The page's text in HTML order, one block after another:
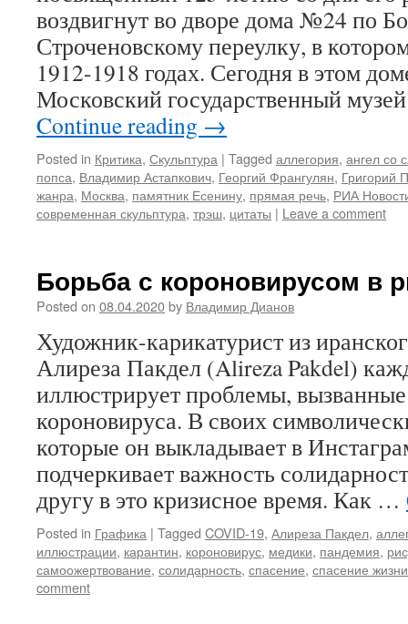
воздвигнут во дворе дома №24 по
Строченовскому переулку, в
1912-1918 годах. Сегодня в этом
Московский государственный
Continue reading →
Posted in Критика, Скульптура | Tagged аллегория, ангел со
попса, Владимир Астапкович, Георгий Франгулян, Григорий
жанра, Москва, памятник Есенину, прямая речь, РИА
современная скульптура, трэш, цитаты | Leave a comment
Борьба с короновирусом в
Posted on 08.04.2020by Владимир Дианов
Художник-карикатурист из
Алиреза Пакдел (Alireza Pakdel)
иллюстрирует проблемы,
короновируса. В своих
которые он выкладывает в
подчеркивает важность
другу в это кризисное время. Как …
Posted in Графика | Tagged COVID-19, Алиреза Пакдел,
иллюстрации, карантин, короновирус, медики, пандемия,
самоожертвование, солидарность, спасение, спасение жизни
comment